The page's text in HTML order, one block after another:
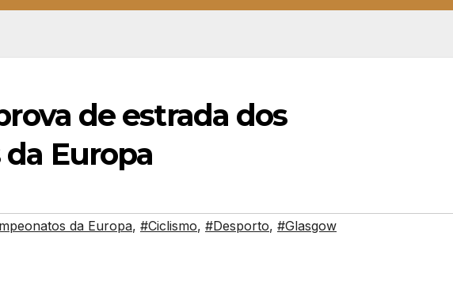
de estrada dos
Europa
da Europa, #Ciclismo, #Desporto, #Glasgow